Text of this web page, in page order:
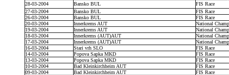
28-03-2004
Bansko BUL
FIS Race
27-03-2004
Bansko BUL
FIS Race
26-03-2004
Bansko BUL
FIS Race
20-03-2004
Innerkrems AUT
National
19-03-2004
Innerkrems AUT
National
18-03-2004
Innerkrems (AUT)AUT
National
17-03-2004
Innerkrems (AUT)AUT
National
16-03-2004
Stari vrh SLO
FIS Race
14-03-2004
Popova Sapka MKD
FIS Race
13-03-2004
Popova Sapka MKD
FIS Race
10-03-2004
Bad Kleinkirchheim AUT
FIS Race
09-03-2004
Bad Kleinkirchheim AUT
FIS Race